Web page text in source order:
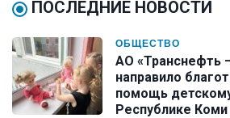
ПОСЛЕДНИЕ НОВОСТИ
ОБЩЕСТВО
АО «Транснефть
направило
помощь
Республике Коми